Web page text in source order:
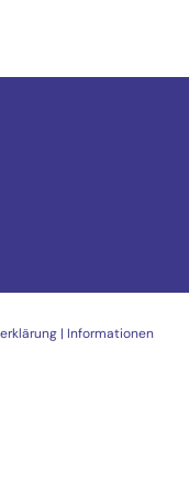
| Informationen